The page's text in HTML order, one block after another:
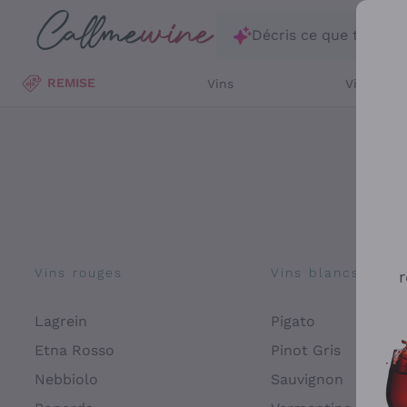
Passer au contenu principal
Décris ce que tu
REMISE Vins Vins
Vins rouges
Lagrein
Etna Rosso
Nebbiolo
Vins blancs
Pigato
Pinot Gris
Sauvignon